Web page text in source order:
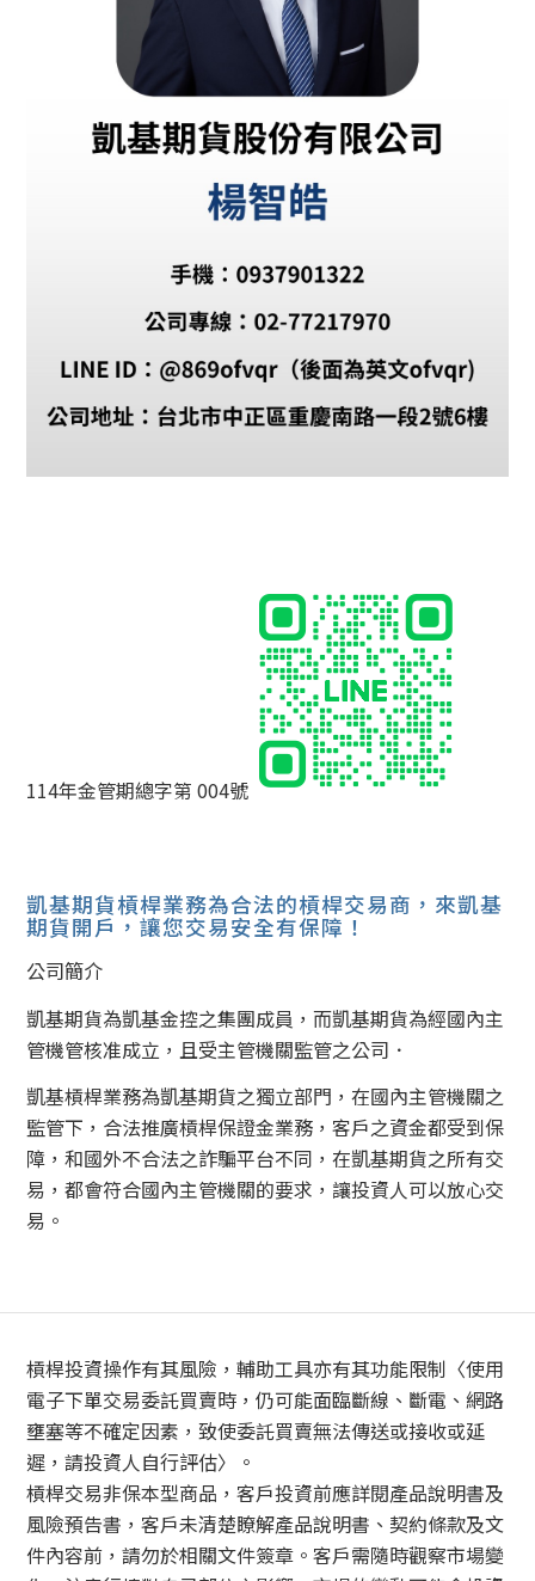
114年金管期總字第 004號
凱基期貨槓桿業務為合法的槓桿交易商，來凱基
期貨開戶，讓您交易安全有保障！
公司簡介
凱基期貨為凱基金控之集團成員，而凱基期貨為經國內主
管機管核准成立，且受主管機關監管之公司．
凱基槓桿業務為凱基期貨之獨立部門，在國內主管機關之
監管下，合法推廣槓桿保證金業務，客戶之資金都受到保
障，和國外不合法之詐騙平台不同，在凱基期貨之所有交
易，都會符合國內主管機關的要求，讓投資人可以放心交
易。
槓桿投資操作有其風險，輔助工具亦有其功能限制〈使用
電子下單交易委託買賣時，仍可能面臨斷線、斷電、網路
壅塞等不確定因素，致使委託買賣無法傳送或接收或延
遲，請投資人自行評估〉。
槓桿交易非保本型商品，客戶投資前應詳閱產品說明書及
風險預告書，客戶未清楚瞭解產品說明書、契約條款及文
件內容前，請勿於相關文件簽章。客戶需隨時觀察市場變